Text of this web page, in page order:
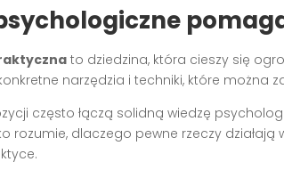
to dziedzina, która cieszy się
narzędzia i techniki, które można
często łączą solidną wiedzę
rozumie, dlaczego pewne rzeczy